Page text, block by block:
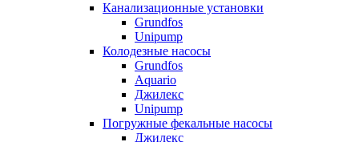
Канализационные установки
Grundfos
Unipump
Колодезные насосы
Grundfos
Aquario
Джилекс
Unipump
Погружные фекальные насосы
Джилекс